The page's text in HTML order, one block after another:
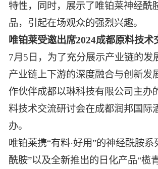
特性，同时，展示了唯铂莱神经酰
品，引起在场观众的强烈兴趣。
唯铂莱受邀出席2024成都原料技术
7月5日，为了充分展示产业链的发
产业链上下游的深度融合与创新发
作伙伴成都以琳科技有限公司主办
料技术交流研讨会在成都润邦国际
办。
唯铂莱携“有料·好用”的神经酰胺系
酰胺”以及全新推出的日化产品“榄